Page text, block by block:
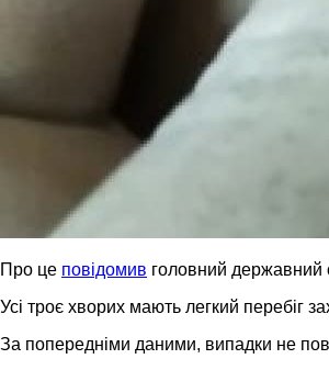
Про це повідомив головний державний
Усі троє хворих мають легкий перебіг
За попередніми даними, випадки не